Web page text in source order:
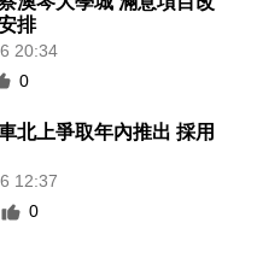
排
20:34
0
北上爭取年內推出 採用
12:37
0